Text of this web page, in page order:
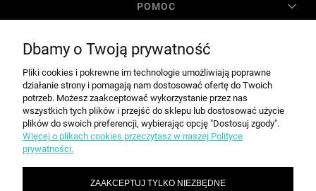
POMOC
MOJE KONTO
PŁATNOŚCI I DOSTAWA
INFORMACJE
O NAS
Dbamy o Twoją prywatność
Pliki cookies i pokrewne im technologie umożliwiają poprawne
działanie strony i pomagają nam dostosować ofertę do Twoich
potrzeb. Możesz zaakceptować wykorzystanie przez nas
wszystkich tych plików i przejść do sklepu lub dostosować użycie
plików do swoich preferencji, wybierając opcję "Dostosuj zgody".
Więcej o plikach cookies przeczytasz w naszej Polityce
prywatności.
ZAAKCEPTUJ TYLKO NIEZBĘDNE